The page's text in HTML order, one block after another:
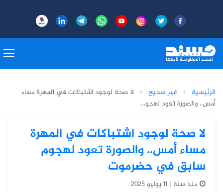
الرئيسية › غير صحيح › لا صحة لوجود اشتباكات في المهرة مساء
أمس.. والصورة تعود لهجو...
لا صحة لوجود اشتباكات في المهرة
مساء أمس.. والصورة تعود لهجوم
سابق في حضرموت
منذ سنة | 11 يوليو 2025